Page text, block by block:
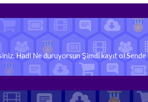
Hadi Ne duruyorsun Şimdi kayıt ol Sende